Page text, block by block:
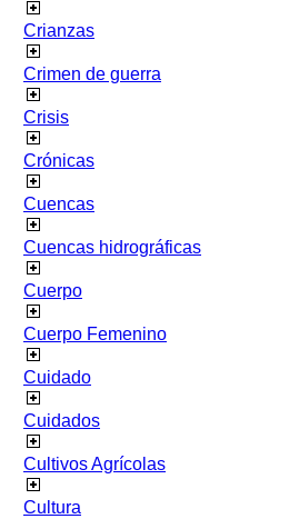
Crianzas
Crimen de guerra
Crisis
Crónicas
Cuencas
Cuencas hidrográficas
Cuerpo
Cuerpo Femenino
Cuidado
Cuidados
Cultivos Agrícolas
Cultura